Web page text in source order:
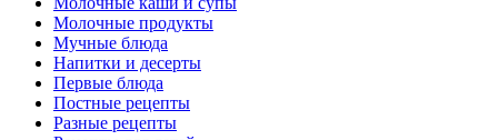
Молочные продукты
Мучные блюда
Напитки и десерты
Первые блюда
Постные рецепты
Разные рецепты